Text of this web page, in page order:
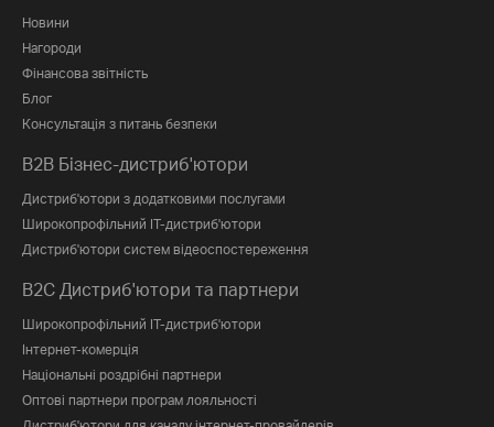
Новини
Нагороди
Фінансова звітність
Блог
Консультація з питань безпеки
B2B Бізнес-дистриб'ютори
Дистриб'ютори з додатковими послугами
Широкопрофільний IT-дистриб'ютори
Дистриб'ютори систем відеоспостереження
B2C Дистриб'ютори та партнери
Широкопрофільний IT-дистриб'ютори
Інтернет-комерція
Національні роздрібні партнери
Оптові партнери програм лояльності